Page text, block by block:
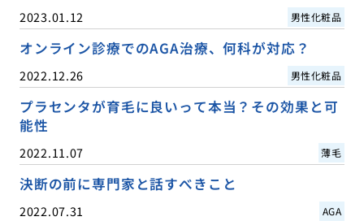
2023.01.12 男性化粧品
オンライン診療でのAGA治療、何科が対応？
2022.12.26 男性化粧品
プラセンタが育毛に良いって本当？その効果と可
能性
2022.11.07 薄毛
決断の前に専門家と話すべきこと
2022.07.31 AGA